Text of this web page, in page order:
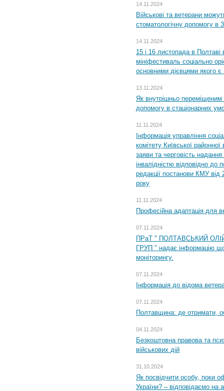
14.11.2024
Військові та ветерани
стоматологічну допомогу в
14.11.2024
15 і 16 листопада в
мініфестиваль соціально
основними дієвцями якого є
13.11.2024
Як внутрішньо переміщеним
допомогу в стаціонарних
11.11.2024
Інформація управління
комітету Київської
заяви та черговість надання
інвалідністю відповідно
редакції постанови КМУ
року
11.11.2024
Професійна адаптація для
07.11.2024
ПРаТ " ПОЛТАВСЬКИЙ
ГРУП " надає інформацію
моніторингу.
07.11.2024
Інформація до відома
07.11.2024
Полтавщина: де отримати,
04.11.2024
Безкоштовна правова та
військових дій
31.10.2024
Як посвідчити особу, поки
України? – відповідаємо на